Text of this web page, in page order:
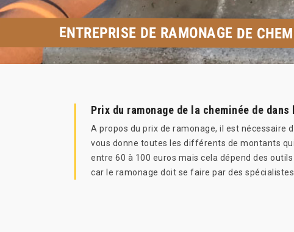
ENTREPRISE DE RAMONAGE DE
Prix du ramonage de la cheminée de
A propos du prix de ramonage, il est nécessaire
vous donne toutes les différents de montants
entre 60 à 100 euros mais cela dépend des
car le ramonage doit se faire par des